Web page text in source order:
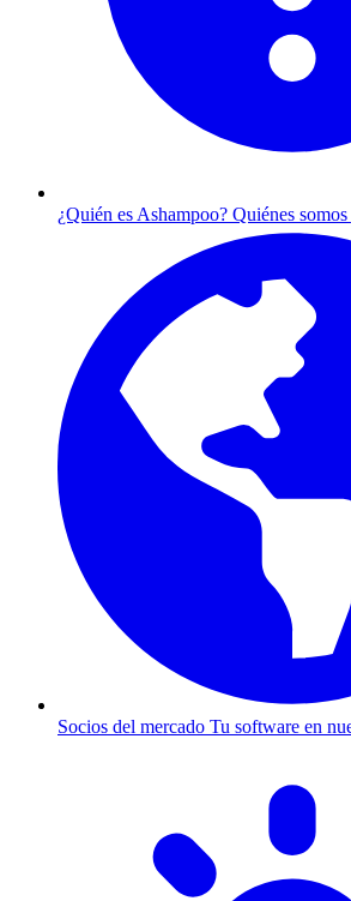
¿Quién es Ashampoo? Quiénes
Socios del mercado Tu software en